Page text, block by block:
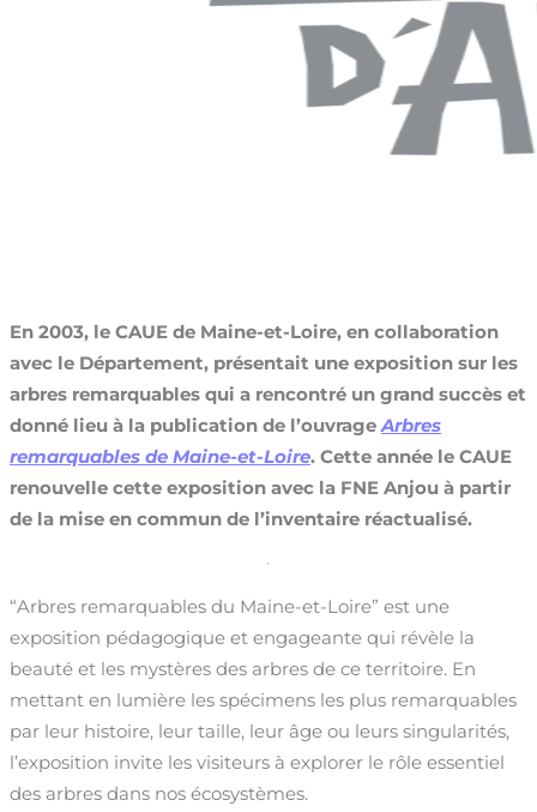
En 2003, le CAUE de Maine-et-Loire, en collaboration
avec le Département, présentait une exposition sur les
arbres remarquables qui a rencontré un grand succès et
donné lieu à la publication de l’ouvrageArbres
remarquables de Maine-et-Loire. Cette année le CAUE
renouvelle cette exposition avec la FNE Anjou à partir
de la mise en commun de l’inventaire réactualisé.
“Arbres remarquables du Maine-et-Loire” est une
exposition pédagogique et engageante qui révèle la
beauté et les mystères des arbres de ce territoire. En
mettant en lumière les spécimens les plus remarquables
par leur histoire, leur taille, leur âge ou leurs singularités,
l’exposition invite les visiteurs à explorer le rôle essentiel
des arbres dans nos écosystèmes.